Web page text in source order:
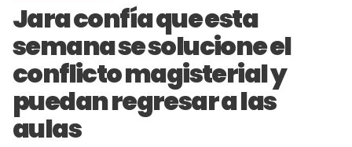
Jara confía que esta
semana se solucione el
conflicto magisterial y
puedan regresar a las
aulas